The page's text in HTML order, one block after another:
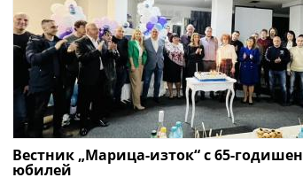
Вестник „Марица-изток“ с 65-годишен
юбилей